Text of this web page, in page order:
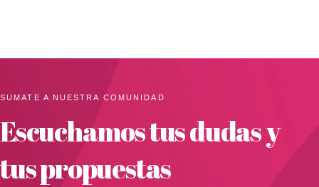
SUMATE A NUESTRA COMUNIDAD
Escuchamos tus dudas y
tus propuestas